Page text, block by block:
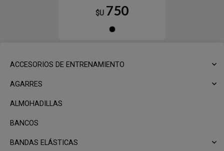
ACCESORIOS DE ENTRENAMIENTO
AGARRES
ALMOHADILLAS
BANCOS
BANDAS ELÁSTICAS
$U 750